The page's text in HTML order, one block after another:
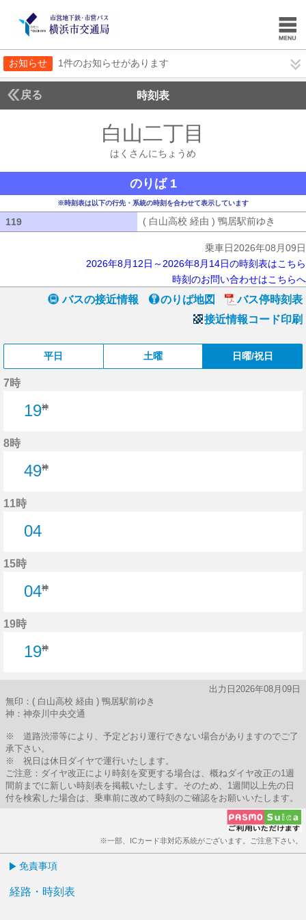
お知らせ 1件のお知らせがあります
戻る 時刻表
白山二丁目
はくさんにちょうめ
のりば 1
※時刻表は以下の行先・系統の時刻を合わせて表示しています
119 ( 白山高校 経由 ) 鴨居駅前ゆき
乗車日2026年08月09日
2026年8月12日～2026年8月14日の時刻表はこちら
時刻のお問い合わせはこちらへ
バスの接近情報 のりば地図
バス停時刻表
接近情報コード印刷
平日 土曜 日曜/祝日
7時
19神
8時
49神
11時
04
15時
04神
19時
19神
出力日2026年08月09日
無印：( 白山高校 経由 ) 鴨居駅前ゆき
神：神奈川中央交通
※ 道路渋滞等により、予定どおり運行できない場合がありますのでご了
承下さい。
※ 祝日は休日ダイヤで運行いたします。
ご注意：ダイヤ改正により時刻を変更する場合は、概ねダイヤ改正の1週
間前までに新しい時刻表を掲載いたします。そのため、1週間以上先の日
付を検索した場合は、乗車前に改めて時刻のご確認をお願いいたします。
※一部、ICカード非対応系統がございます。ご注意下さい。
免責事項
経路・時刻表